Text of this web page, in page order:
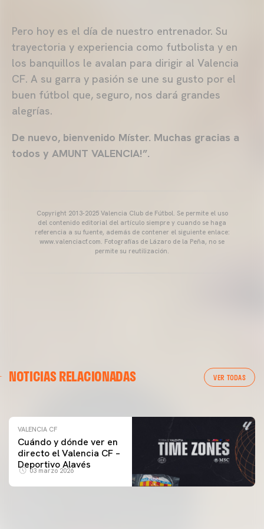
Pero hoy es el día de nuestro entrenador. Su
trayectoria y experiencia como futbolista y en
los banquillos le avalan para dirigir al Valencia
CF. A su garra y pasión se une su gusto por el
buen fútbol que, seguro, nos dará grandes
alegrías.
De nuevo, bienvenido Míster. Muchas gracias a
todos y AMUNT VALENCIA!”.
Copyright 2013-2025 Valencia Club de Fútbol. Se permite el uso
del contenido editorial del artículo siempre y cuando se haga
referencia a su fuente, además de contener el siguiente enlace:
www.valenciacf.com. Fotografías de Lázaro de la Peña, no se
permite su reutilización.
NOTICIAS RELACIONADAS VER TODAS
ENTRENAMIENTO DEL VALENCIA CF 04/03/26
VALENCIA CF
Cuándo y dónde ver en
directo el Valencia CF –
Deportivo Alavés
03 marzo 2026